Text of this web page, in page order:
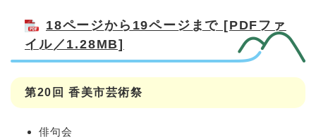
18ページから19ページまで [PDFファ
イル／1.28MB]
第20回 香美市芸術祭
俳句会